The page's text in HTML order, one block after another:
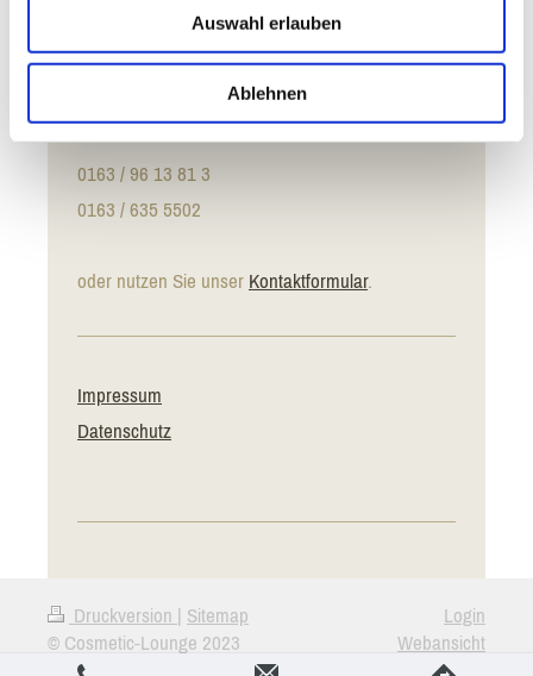
Auswahl erlauben
Ablehnen
Rufen Sie einfach an unter
0163 / 96 13 81 3
0163 / 635 5502
oder nutzen Sie unser Kontaktformular.
Impressum
Datenschutz
Druckversion | Sitemap
© Cosmetic-Lounge 2023
Login
Webansicht